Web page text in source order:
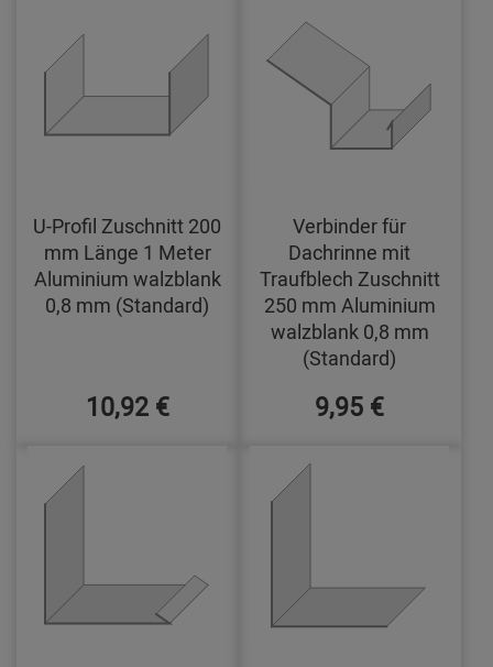
U-Profil Zuschnitt 200
mm Länge 1 Meter
Aluminium walzblank
0,8 mm (Standard)
10,92 €
Verbinder für
Dachrinne mit
Traufblech Zuschnitt
250 mm Aluminium
walzblank 0,8 mm
(Standard)
9,95 €